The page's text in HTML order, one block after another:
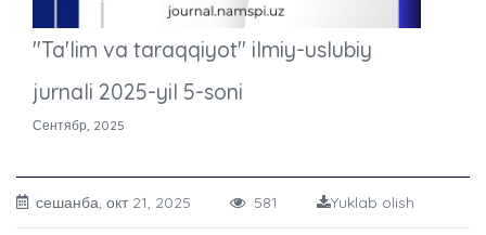
"Ta'lim va taraqqiyot" ilmiy-uslubiy
jurnali 2025-yil 5-soni
Сентябр, 2025
сешанба, окт 21, 2025 581 Yuklab olish